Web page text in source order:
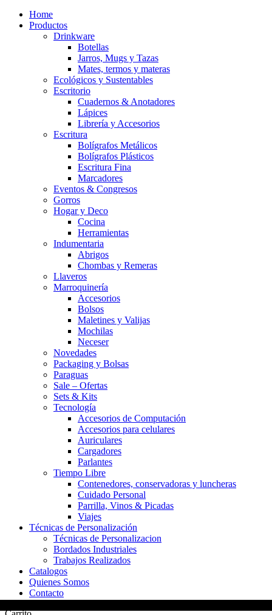
Home
Productos
Drinkware
Botellas
Jarros, Mugs y Tazas
Mates, termos y materas
Ecológicos y Sustentables
Escritorio
Cuadernos & Anotadores
Lápices
Librería y Accesorios
Escritura
Bolígrafos Metálicos
Bolígrafos Plásticos
Escritura Fina
Marcadores
Eventos & Congresos
Gorros
Hogar y Deco
Cocina
Herramientas
Indumentaria
Abrigos
Chombas y Remeras
Llaveros
Marroquinería
Accesorios
Bolsos
Maletines y Valijas
Mochilas
Neceser
Novedades
Packaging y Bolsas
Paraguas
Sale – Ofertas
Sets & Kits
Tecnología
Accesorios de Computación
Accesorios para celulares
Auriculares
Cargadores
Parlantes
Tiempo Libre
Contenedores, conservadoras y luncheras
Cuidado Personal
Parrilla, Vinos & Picadas
Viajes
Técnicas de Personalización
Técnicas de Personalizacion
Bordados Industriales
Trabajos Realizados
Catalogos
Quienes Somos
Contacto